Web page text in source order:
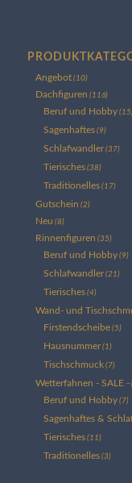
Angebot (10)
Dachfiguren (116)
Beruf und Hobby (15)
Sagenhaftes (9)
Schlafwandler (37)
Tierisches (38)
Traditionelles (17)
Gutschein (2)
Neu (8)
Rinnenfiguren (35)
Beruf und Hobby (9)
Schlafwandler (21)
Tierisches (4)
Wand- und
Firstendscheibe (5)
Hausnummer (1)
Tischschmuck (7)
Wetterfahnen - SALE -
Beruf und Hobby (7)
Sagenhaftes &
Tierisches (11)
Traditionelles (3)